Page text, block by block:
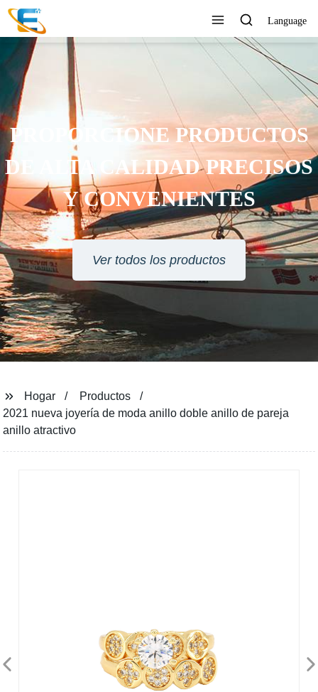
Language
PROPORCIONE PRODUCTOS
DE ALTA CALIDAD PRECISOS
Y CONVENIENTES
Ver todos los productos
Hogar
Productos
2021 nueva joyería de moda anillo doble anillo de pareja
anillo atractivo